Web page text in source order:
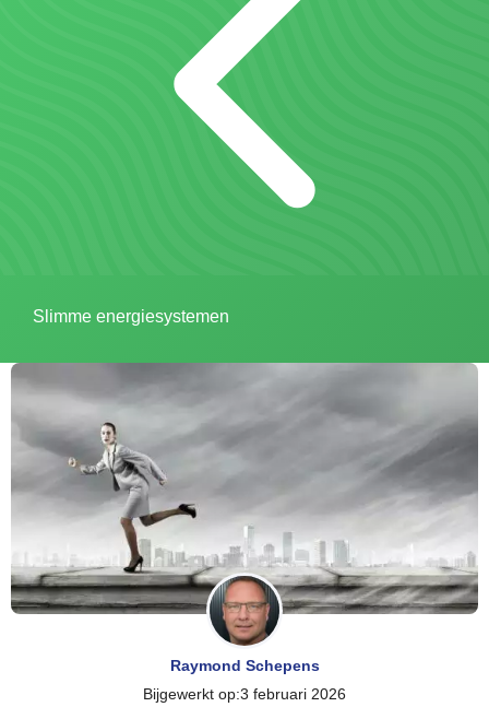
Slimme energiesystemen
Raymond Schepens
Bijgewerkt op:3 februari 2026